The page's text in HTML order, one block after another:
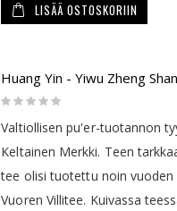
LISÄÄ OSTOSKORIIN
Huang Yin - Yiwu Zheng
Rating:
0%
Valtiollisen pu'er-tuotannon
Keltainen Merkki. Teen
tee olisi tuotettu noin vuoden
Vuoren Villitee. Kuivassa